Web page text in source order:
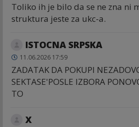
Toliko ih je bilo da se ne zna ni
struktura jeste za ukc-a.
ISTOCNA SRPSKA
11.06.2026 17:59
ZADATAK DA POKUPI
SEKTASE'POSLE IZBORA
TO
X